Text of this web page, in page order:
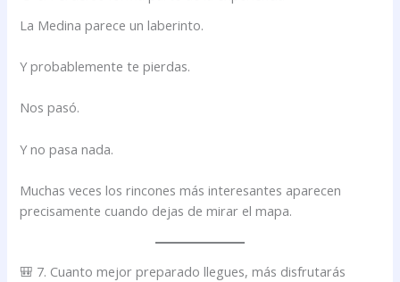
La Medina parece un laberinto.
Y probablemente te pierdas.
Nos pasó.
Y no pasa nada.
Muchas veces los rincones más interesantes aparecen
precisamente cuando dejas de mirar el mapa.
🎒 7. Cuanto mejor preparado llegues, más disfrutarás